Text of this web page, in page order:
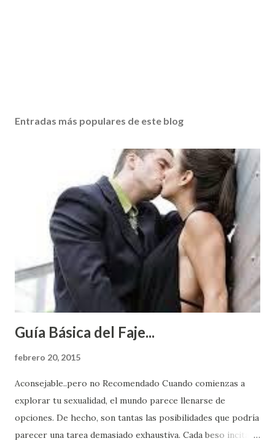
Entradas más populares de este blog
Guía Básica del Faje...
febrero 20, 2015
Aconsejable..pero no Recomendado Cuando comienzas a
explorar tu sexualidad, el mundo parece llenarse de
opciones. De hecho, son tantas las posibilidades que podría
parecer una tarea demasiado exhaustiva. Cada beso incita